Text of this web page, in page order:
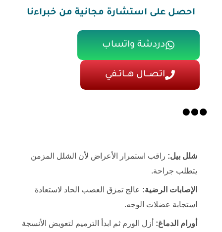
احصل على استشارة مجانية من خبراءنا
دردشة واتساب
اتصـــال هـــاتــفي
شلل بيل: راقب استمرار الأعراض لأن الشلل المزمن
يتطلب جراحة.
الإصابات الرضية: عالج تمزق العصب الحاد لاستعادة
استجابة عضلات الوجه.
أورام الدماغ: أزل الورم ثم ابدأ الترميم لتعويض الأنسجة